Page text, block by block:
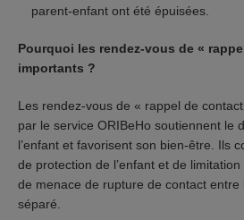
parent-enfant ont été épuisées.
Pourquoi les rendez-vous de «
importants ?
Les rendez-vous de « rappel de
par le service ORIBeHo soutiennent le
l’enfant et favorisent son bien-être. Ils
de protection de l’enfant et de
de menace de rupture de contact
séparé.